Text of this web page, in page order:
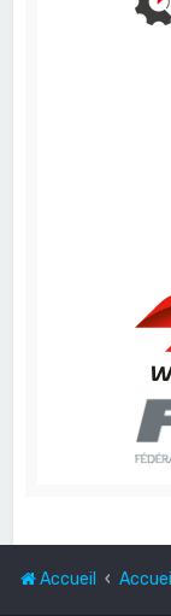
Accueil Accueil